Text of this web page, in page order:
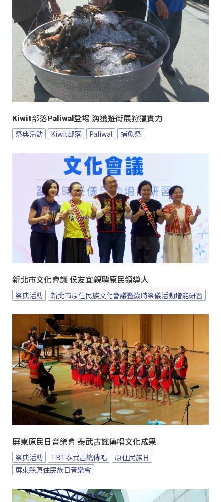
Kiwit部落Paliwal登場 漁獲遊街展狩獵實力
祭典活動 Kiwit部落 Paliwal 捕魚祭
新北市文化會議 侯友宜親聘原民領導人
祭典活動 新北市原住民族文化會議暨歲時祭儀活動增能研習
屏東原民日音樂會 泰武古謠傳唱文化成果
祭典活動 TBT泰武古謠傳唱
原住民族日
屏東縣原住民族日音樂會